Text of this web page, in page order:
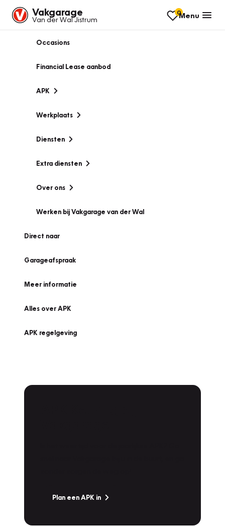
Vakgarage
Van der Wal Jistrum
0Menu
Occasions
Financial Lease aanbod
APK
Werkplaats
Diensten
Extra diensten
Over ons
Werken bij Vakgarage van der Wal
Direct naar
Garageafspraak
Meer informatie
Alles over APK
APK regelgeving
Plan een APK in